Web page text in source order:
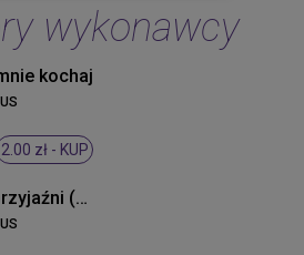
wykonawcy
kochaj
2.00 zł - KUP
Bez przyjaźni (Radio Edit)